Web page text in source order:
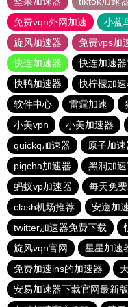
免费vqn外网加速
小蓝
旋风加速器
免费vps加
快连加速器
快连加速
快鸭加速器
快柠檬加速
软件中心
雷霆加速
小美vpn
小美加速器
quickq加速器
原子加速
pigcha加速器
黑洞加
蚂蚁vp加速器
每天免
clash机场推荐
安逸加
twitter加速器免费下载
旋风vqn官网
星星加速
免费加速ins的加速器
安易加速器下载官网最新